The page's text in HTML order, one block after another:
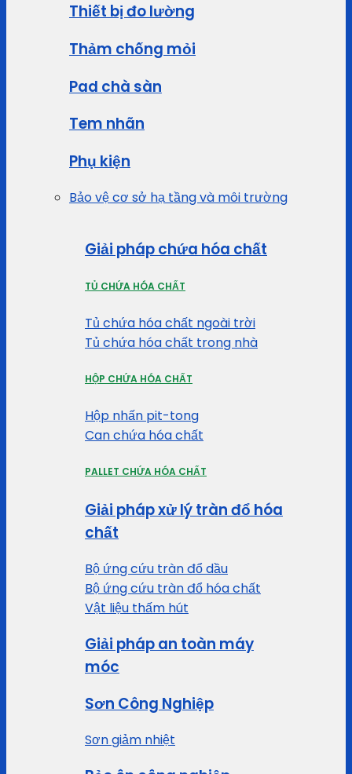
Thiết bị đo lường
Thảm chống mỏi
Pad chà sàn
Tem nhãn
Phụ kiện
Bảo vệ cơ sở hạ tầng và môi trường
Giải pháp chứa hóa chất
TỦ CHỨA HÓA CHẤT
Tủ chứa hóa chất ngoài trời
Tủ chứa hóa chất trong nhà
HỘP CHỨA HÓA CHẤT
Hộp nhấn pit-tong
Can chứa hóa chất
PALLET CHỨA HÓA CHẤT
Giải pháp xử lý tràn đổ hóa
chất
Bộ ứng cứu tràn đổ dầu
Bộ ứng cứu tràn đổ hóa chất
Vật liệu thấm hút
Giải pháp an toàn máy
móc
Sơn Công Nghiệp
Sơn giảm nhiệt